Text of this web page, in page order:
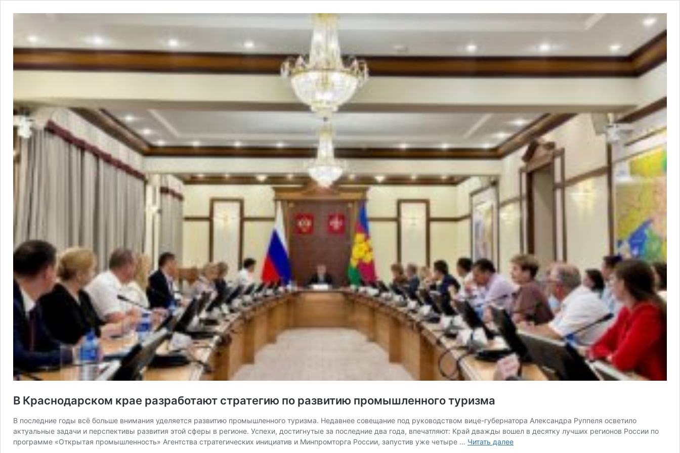
В Краснодарском крае разработают стратегию по развитию промышленного туризма
В последние годы всё больше внимания уделяется развитию промышленного туризма. Недавнее совещание под руководством вице-губернатора Александра Руппеля осветило
актуальные задачи и перспективы развития этой сферы в регионе. Успехи, достигнутые за последние два года, впечатляют: Край дважды вошел в десятку лучших регионов России по
программе «Открытая промышленность» Агентства стратегических инициатив и Минпромторга России, запустив уже четыре … Читать далееВ